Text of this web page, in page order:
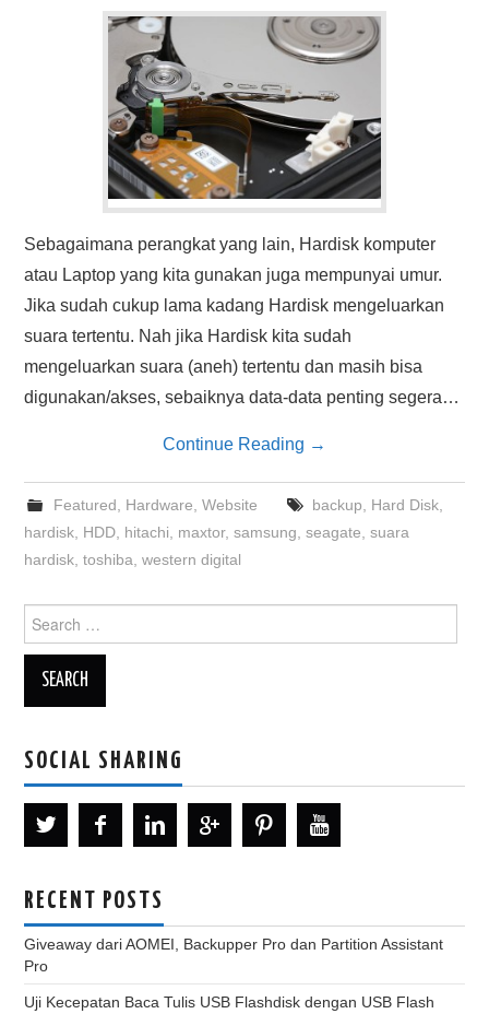
HASIL PENCARIAN
Sebagaimana perangkat yang lain, Hardisk komputer
atau Laptop yang kita gunakan juga mempunyai umur.
Jika sudah cukup lama kadang Hardisk mengeluarkan
suara tertentu. Nah jika Hardisk kita sudah
mengeluarkan suara (aneh) tertentu dan masih bisa
digunakan/akses, sebaiknya data-data penting segera…
Continue Reading →
Featured Hardware Website backup Hard Disk,
hardisk HDD hitachi maxtor,samsung ,seagate ,suara
hardisk ,toshiba ,western digital
for:
SOCIAL SHARING
RECENT POSTS
Giveaway dari AOMEI, Backupper Pro dan Partition Assistant
Pro
Uji Kecepatan Baca Tulis USB Flashdisk dengan USB Flash